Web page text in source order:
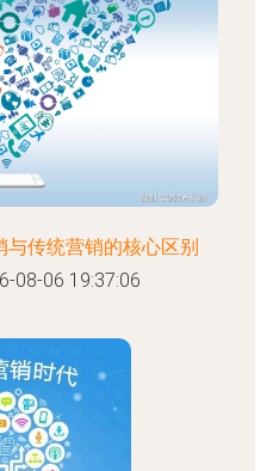
传统营销的核心区别
08-06 19:37:06